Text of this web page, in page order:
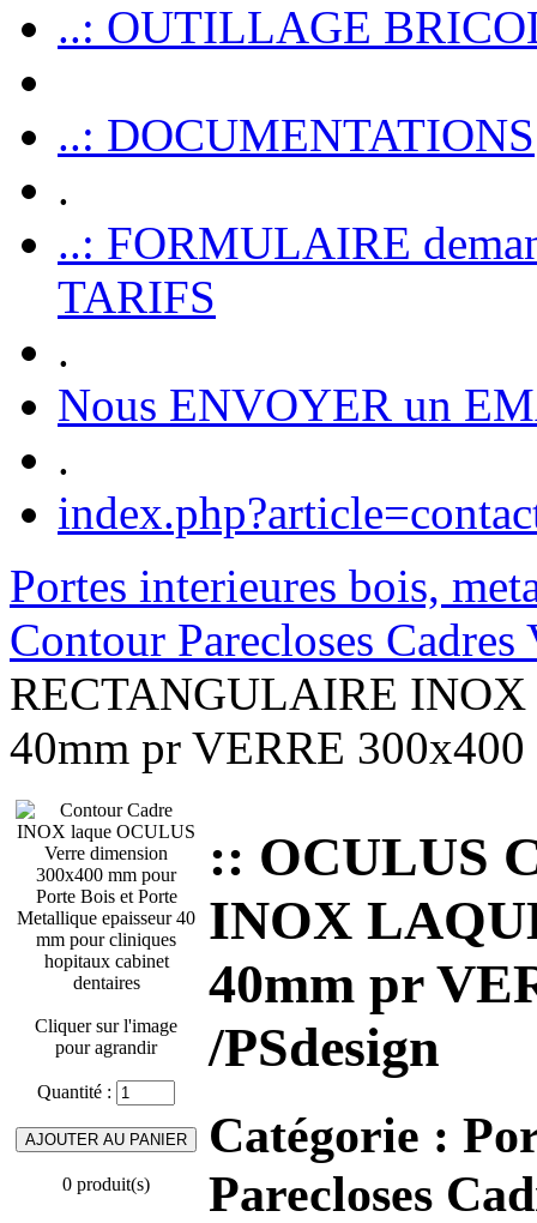
..: OUTILLAGE
..: DOCUMENTATIONS
.
..: FORMULAIRE
TARIFS
.
Nous ENVOYER un
.
Portes interieures bois,
Contour Parecloses Cadres
RECTANGULAIRE
40mm pr VERRE
Cliquer sur l'image
pour agrandir
Quantité :
0 produit(s)
:: OCULUS
INOX
40mm pr
/PSdesign
Catégorie :
Parecloses